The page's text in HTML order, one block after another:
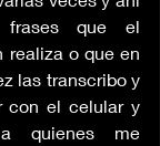
frases que el
realiza o que en
las transcribo y
con el celular y
quienes me